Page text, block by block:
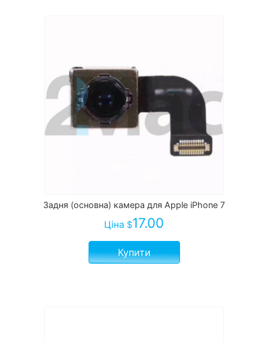
Задня (основна) камера для Apple iPhone 7
Ціна $17.00
Купити